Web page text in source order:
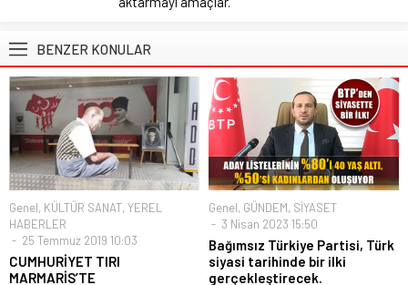
BENZER KONULAR
Genel, KÜLTÜR SANAT, YEREL
HABERLER
25 Temmuz 2019 10:03
CUMHURİYET TIRI
MARMARİS’TE
Genel, GÜNDEM, SİYASET
3 Nisan 2023 15:50
Bağımsız Türkiye Partisi, Türk
siyasi tarihinde bir ilki
gerçekleştirecek.